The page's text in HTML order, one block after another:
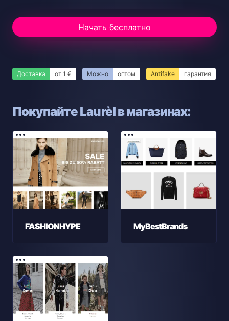
Начать бесплатно
Доставка от 1 € Можно оптом Antifake гарантия
Покупайте Laurèl в магазинах:
FASHIONHYPE MyBestBrands